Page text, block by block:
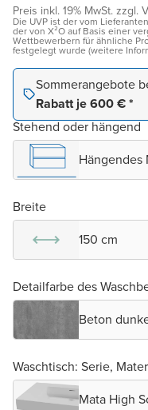
Preis inkl. 19% MwSt. zzgl.
Die UVP ist der vom
der von X²O auf Basis einer
Wettbewerbern für ähnliche
festgelegt wurde (weitere
Sommerangebote
Rabatt je 600 € *
Stehend oder hängend
Hängendes
Breite
150 cm
Detailfarbe des
Beton
Waschtisch: Serie,
Mata High